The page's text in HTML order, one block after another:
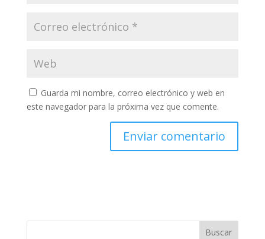
Guarda mi nombre, correo electrónico y web en
este navegador para la próxima vez que comente.
Buscar